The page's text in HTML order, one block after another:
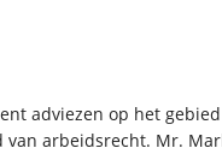
adviezen op het
arbeidsrecht. Mr.